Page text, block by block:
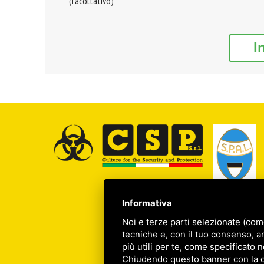
Informativa
Noi e terze parti selezionate
tecniche e, con il tuo consenso,
più utili per te, come specificato
Chiudendo questo banner con la